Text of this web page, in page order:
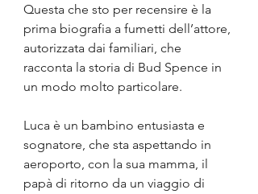
Questa che sto per recensire è la
prima biografia a fumetti dell’attore,
autorizzata dai familiari, che
racconta la storia di Bud Spence in
un modo molto particolare.
Luca è un bambino entusiasta e
sognatore, che sta aspettando in
aeroporto, con la sua mamma, il
papà di ritorno da un viaggio di